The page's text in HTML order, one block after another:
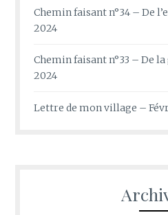
Chemin faisant n°34 – De
2024
Chemin faisant n°33 – De
2024
Lettre de mon village –